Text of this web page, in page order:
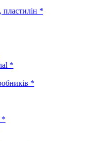
пластилін *
*
*
*